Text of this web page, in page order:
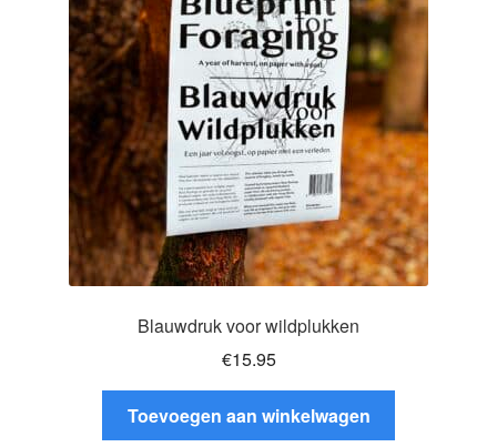
Glazen drinkfles
RVS drinkfles
Broodtrommels & lunchboxen
Herbruikbare boterhamzakjes
Accessoires
Reviews waterflessenwinkel.nl
Blauwdruk voor wildplukken
€15.95
Toevoegen aan winkelwagen